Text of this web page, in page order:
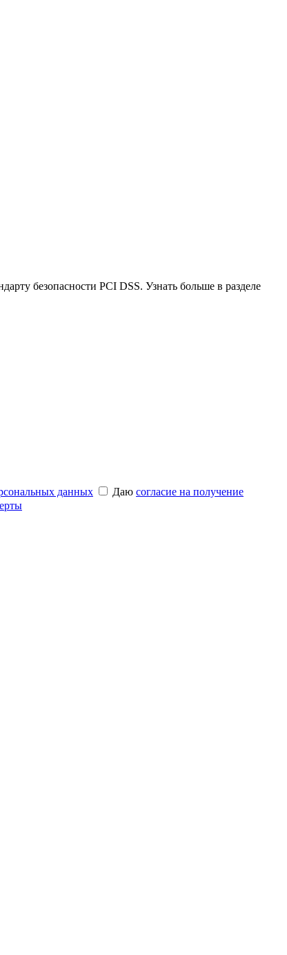
безопасности PCI DSS. Узнать больше в разделе
данных Даю согласие на получение